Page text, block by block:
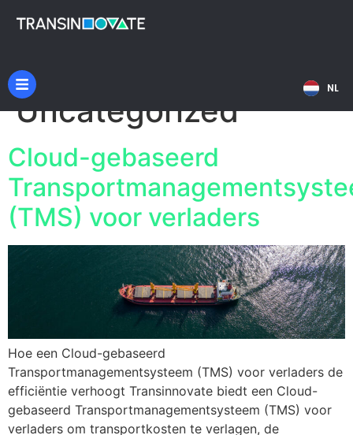
NL
DE
Categorie:
Uncategorized
Cloud-gebaseerd
(TMS) voor verladers
Hoe een Cloud-gebaseerd
Transportmanagementsysteem (TMS) voor verladers de
efficiëntie verhoogt Transinnovate biedt een Cloud-
gebaseerd Transportmanagementsysteem (TMS) voor
verladers om transportkosten te verlagen, de